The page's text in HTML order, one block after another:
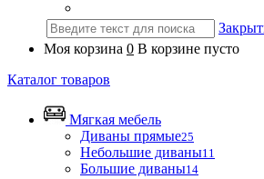
Моя корзина 0 В корзине пусто
Каталог товаров
Мягкая мебель
Диваны прямые25
Небольшие диваны11
Большие диваны14